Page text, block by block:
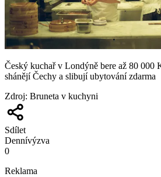
Český kuchař v Londýně bere až 80 000
shánějí Čechy a slibují ubytování zdarma
Zdroj: Bruneta v kuchyni
Sdílet
Dennívýzva
0
Reklama